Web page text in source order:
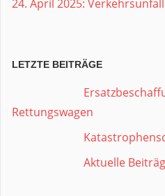
24. April 2025: Verkehrsunfall
LETZTE BEITRÄGE
Rettungswagen
Aktuelle